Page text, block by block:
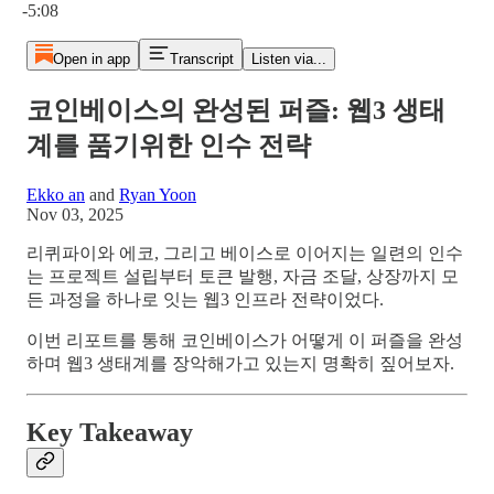
-5:08
Open in app Transcript Listen via...
코인베이스의 완성된 퍼즐: 웹3 생태
계를 품기위한 인수 전략
Ekko an and Ryan Yoon
Nov 03, 2025
리퀴파이와 에코, 그리고 베이스로 이어지는 일련의 인수
는 프로젝트 설립부터 토큰 발행, 자금 조달, 상장까지 모
든 과정을 하나로 잇는 웹3 인프라 전략이었다.
이번 리포트를 통해 코인베이스가 어떻게 이 퍼즐을 완성
하며 웹3 생태계를 장악해가고 있는지 명확히 짚어보자.
Key Takeaway